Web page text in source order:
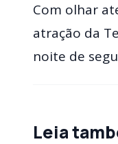
Com olhar
atração da
noite de
Leia